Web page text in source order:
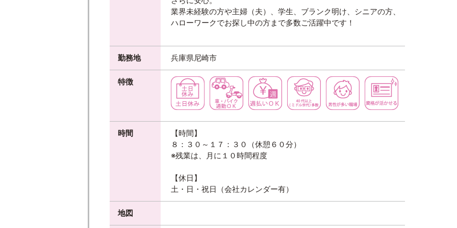
業界未経験の方や主婦（夫）、学生、ブランク明け、シニアの方、
ハローワークでお探し中の方まで多数ご活躍中です！
勤務地 兵庫県尼崎市
特徴 土日休み 車・バイク通勤ＯＫ
週払いＯＫ４０代以上（ミドル世代）多数
男性が多い職場
時間
【時間】
８：３０～１７：３０（休憩６０分）
※残業は、月に１０時間程度
【休日】
土・日・祝日（会社カレンダー有）
地図